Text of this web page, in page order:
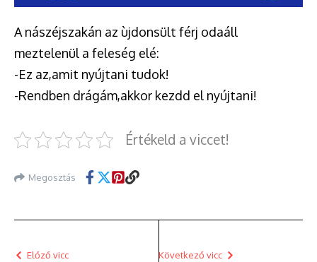
A nászéjszakán az ùjdonsült férj odaáll
meztelenül a feleség elé:
-Ez az,amit nyújtani tudok!
-Rendben drágám,akkor kezdd el nyújtani!
Értékeld a viccet!
Megosztás
Előző vicc Következő vicc